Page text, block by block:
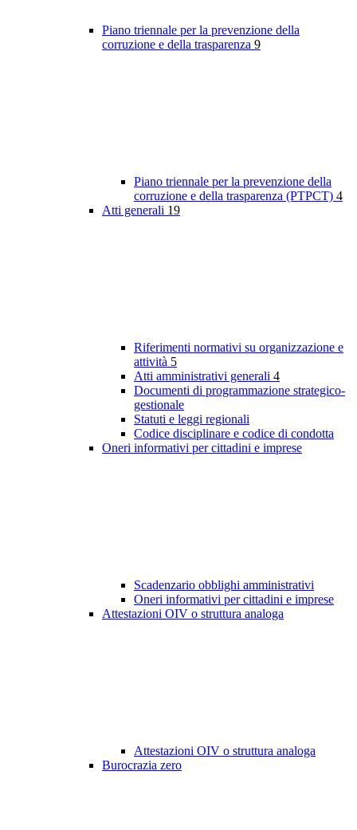
Piano triennale per la prevenzione della
corruzione e della trasparenza 9
Piano triennale per la prevenzione della
corruzione e della trasparenza (PTPCT) 4
Atti generali 19
Riferimenti normativi su organizzazione e
attività 5
Atti amministrativi generali 4
Documenti di programmazione strategico-
gestionale
Statuti e leggi regionali
Codice disciplinare e codice di condotta
Oneri informativi per cittadini e imprese
Scadenzario obblighi amministrativi
Oneri informativi per cittadini e imprese
Attestazioni OIV o struttura analoga
Attestazioni OIV o struttura analoga
Burocrazia zero